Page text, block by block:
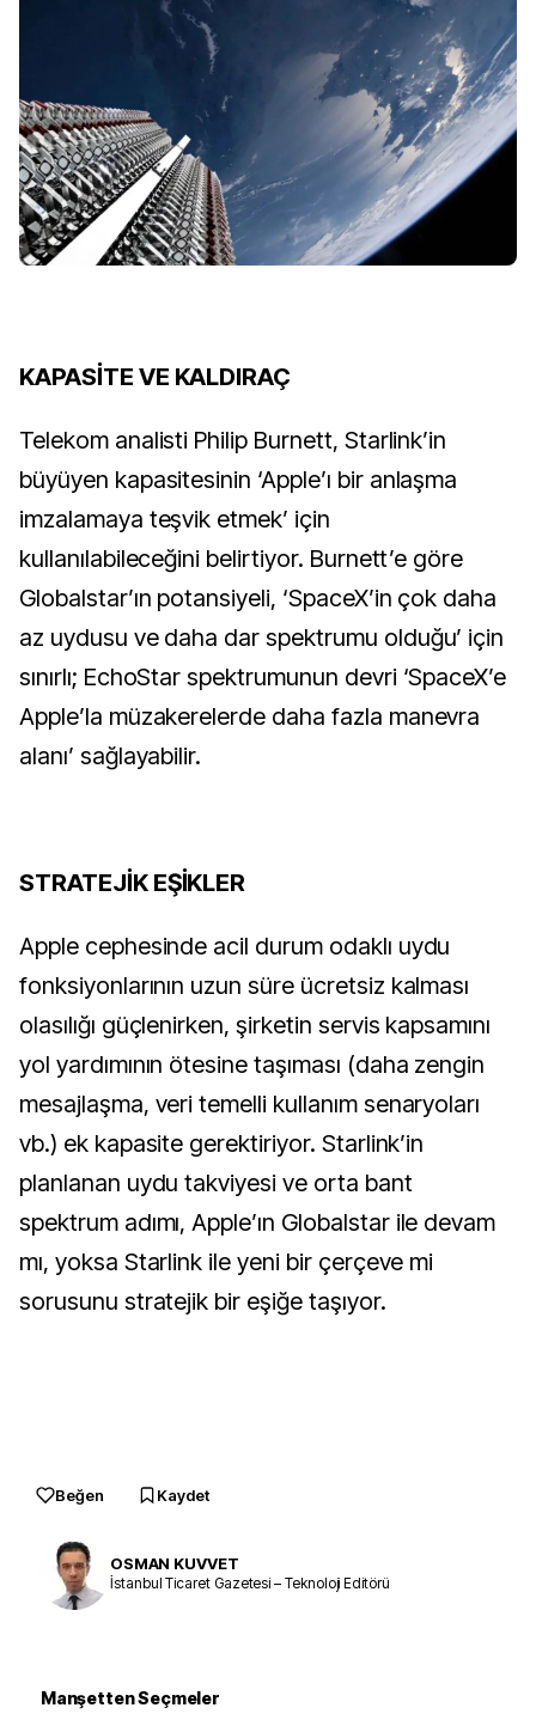
KAPASİTE VE KALDIRAÇ
Telekom analisti Philip Burnett, Starlink’in
büyüyen kapasitesinin ‘Apple’ı bir anlaşma
imzalamaya teşvik etmek’ için
kullanılabileceğini belirtiyor. Burnett’e göre
Globalstar’ın potansiyeli, ‘SpaceX’in çok daha
az uydusu ve daha dar spektrumu olduğu’ için
sınırlı; EchoStar spektrumunun devri ‘SpaceX’e
Apple’la müzakerelerde daha fazla manevra
alanı’ sağlayabilir.
STRATEJİK EŞİKLER
Apple cephesinde acil durum odaklı uydu
fonksiyonlarının uzun süre ücretsiz kalması
olasılığı güçlenirken, şirketin servis kapsamını
yol yardımının ötesine taşıması (daha zengin
mesajlaşma, veri temelli kullanım senaryoları
vb.) ek kapasite gerektiriyor. Starlink’in
planlanan uydu takviyesi ve orta bant
spektrum adımı, Apple’ın Globalstar ile devam
mı, yoksa Starlink ile yeni bir çerçeve mi
sorusunu stratejik bir eşiğe taşıyor.
Beğen Kaydet
OSMAN KUVVET
İstanbul Ticaret Gazetesi – Teknoloji Editörü
Manşetten Seçmeler